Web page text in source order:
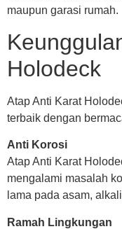
maupun garasi rumah.
Holodeck
Atap Anti Karat
terbaik dengan
Anti Korosi
Atap Anti Karat
mengalami masalah
lama pada asam,
Ramah Lingkungan